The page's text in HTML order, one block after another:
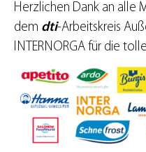
Herzlichen Dank an alle
dem dti-Arbeitskreis
INTERNORGA für die